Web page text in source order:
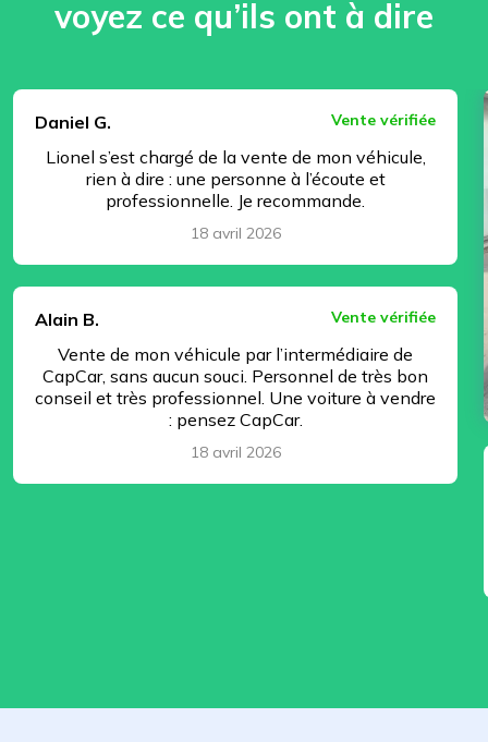
voyez ce qu’ils ont à dire
Daniel G.
Vente vérifiée
Lionel s’est chargé de la vente de mon véhicule,
rien à dire : une personne à l’écoute et
professionnelle. Je recommande.
18 avril 2026
Alain B. Vente vérifiée
Vente de mon véhicule par l’intermédiaire de
CapCar, sans aucun souci. Personnel de très bon
conseil et très professionnel. Une voiture à vendre
: pensez CapCar.
18 avril 2026